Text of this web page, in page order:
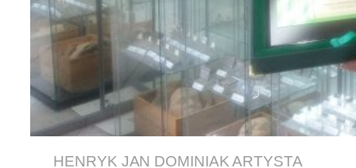
HENRYK JAN DOMINIAK ARTYSTA